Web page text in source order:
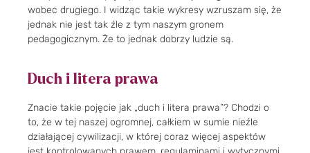
wobec drugiego. I widząc takie wykresy wzruszam się, że
jednak nie jest tak źle z tym naszym gronem
pedagogicznym. Że to jednak dobrzy ludzie są.
Duch i litera prawa
Znacie takie pojęcie jak „duch i litera prawa”? Chodzi o
to, że w tej naszej ogromnej, całkiem w sumie nieźle
działającej cywilizacji, w której coraz więcej aspektów